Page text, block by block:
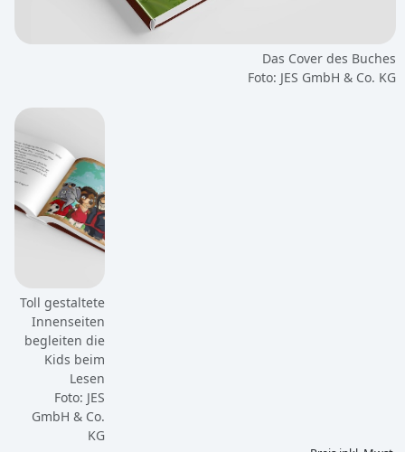
Das Cover des Buches
Foto: JES GmbH & Co. KG
Toll gestaltete
Innenseiten
begleiten die
Kids beim
Lesen
Foto: JES
GmbH & Co.
KG